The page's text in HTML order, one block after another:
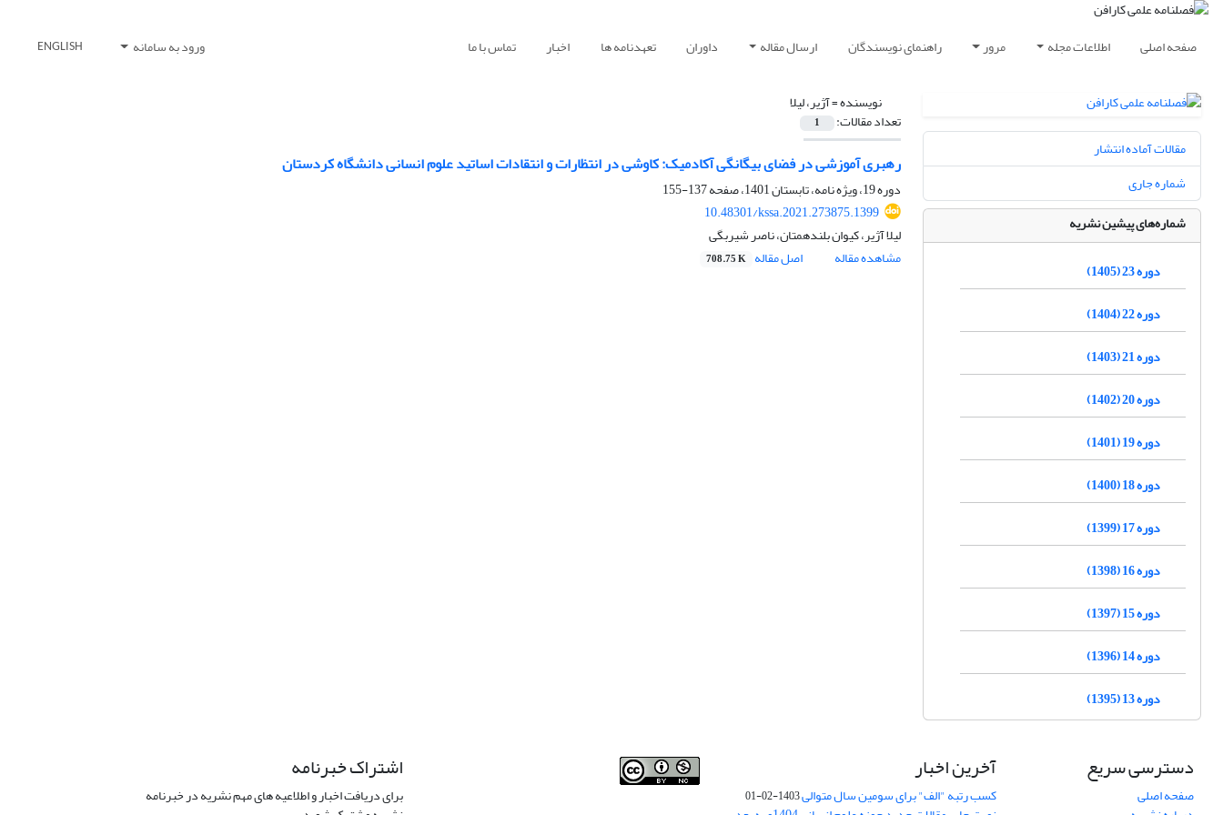
صفحه اصلی اطلاعات مجله مرور راهنمای نویسندگان ارسال مقاله داوران تعهدنامه ها اخبار تماس با ما ورود به سامانه ENGLISH
نویسنده =آژیر، لیلا
تعداد مقالات: 1
رهبری آموزشی در فضای بیگانگی آکادمیک: کاوشی در انتظارات و انتقادات اساتید علوم انسانی دانشگاه کردستان
دوره 19، ویژه نامه، تابستان 1401، صفحه
137-155
10.48301/kssa.2021.273875.1399
لیلا آژیر، کیوان بلندهمتان، ناصر شیربگی
مشاهده مقاله
اصل مقاله 708.75 K
مقالات آماده انتشار
شماره جاری
شماره‌های پیشین نشریه
دوره 23 (1405)
دوره 22 (1404)
دوره 21 (1403)
دوره 20 (1402)
دوره 19 (1401)
دوره 18 (1400)
دوره 17 (1399)
دوره 16 (1398)
دوره 15 (1397)
دوره 14 (1396)
دوره 13 (1395)
دسترسی سریع
صفحه اصلی
آخرین اخبار
کسب رتبه "الف" برای سومین سال متوالی1403-02-01
اشتراک خبرنامه
برای دریافت اخبار و اطلاعیه های مهم نشریه در خبرنامه